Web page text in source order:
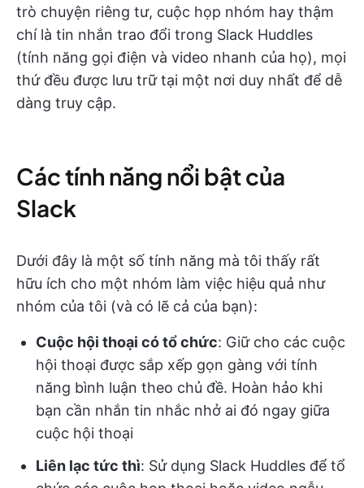
trò chuyện riêng tư, cuộc họp nhóm hay thậm
chí là tin nhắn trao đổi trong Slack Huddles
(tính năng gọi điện và video nhanh của họ), mọi
thứ đều được lưu trữ tại một nơi duy nhất để dễ
dàng truy cập.
Các tính năng nổi bật của
Slack
Dưới đây là một số tính năng mà tôi thấy rất
hữu ích cho một nhóm làm việc hiệu quả như
nhóm của tôi (và có lẽ cả của bạn):
Cuộc hội thoại có tổ chức: Giữ cho các cuộc
hội thoại được sắp xếp gọn gàng với tính
năng bình luận theo chủ đề. Hoàn hảo khi
bạn cần nhắn tin nhắc nhở ai đó ngay giữa
cuộc hội thoại
Liên lạc tức thì: Sử dụng Slack Huddles để tổ